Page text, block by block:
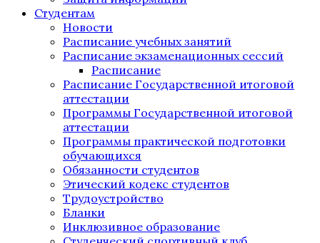
Студентам
Новости
Расписание учебных занятий
Расписание экзаменационных сессий
Расписание
Расписание Государственной итоговой
аттестации
Программы Государственной итоговой
аттестации
Программы практической подготовки
обучающихся
Обязанности студентов
Этический кодекс студентов
Трудоустройство
Бланки
Инклюзивное образование